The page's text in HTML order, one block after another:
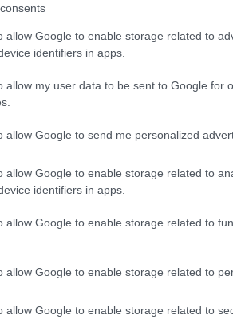
allow Google to enable storage related to
identifiers in apps.
allow my user data to be sent to Google for
allow Google to send me personalized
allow Google to enable storage related to
identifiers in apps.
allow Google to enable storage related to
allow Google to enable storage related to
allow Google to enable storage related to